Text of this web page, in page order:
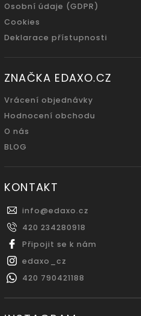
Osobní údaje (GDPR)
Cookies
Deklarace přístupnosti
ZNAČKA EDAXO.CZ
Vrácení objednávky
Hodnocení obchodu
O nás
BLOG
KONTAKT
info@edaxo.cz
420 234280918
Připojit se k nám
edaxo_cz
420 790421188